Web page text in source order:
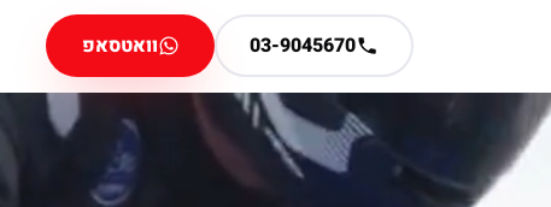
03-9045670 וואטסאפ